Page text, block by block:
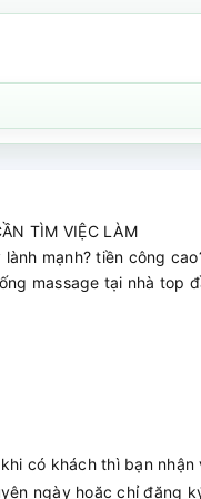
mạnh? tiền công
massage tại nhà top
có khách thì bạn
ngày hoặc chỉ đăng